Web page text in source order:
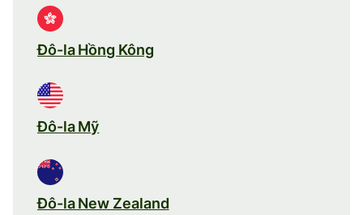
Đô-la Hồng Kông
Đô-la Mỹ
Đô-la New Zealand